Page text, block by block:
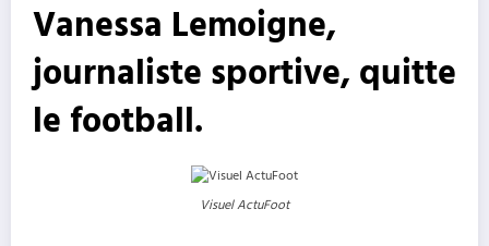
Vanessa Lemoigne,
journaliste sportive, quitte
le football.
Visuel ActuFoot